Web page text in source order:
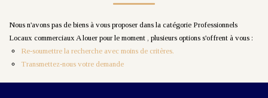
Nos Actualités
CONTACT
Nous n'avons pas de biens à vous proposer dans la catégorie Professionnels
Locaux commerciaux A louer pour le moment , plusieurs options s'offrent à vous :
Re-soumettre la recherche avec moins de critères.
Transmettez-nous votre demande